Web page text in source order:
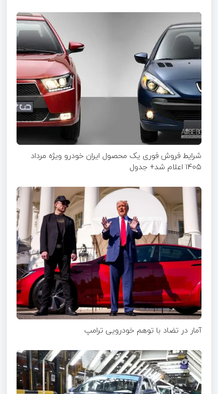
شرایط فروش فوری یک محصول ایران خودرو ویژه مرداد
۱۴۰۵ اعلام شد+ جدول
آمار در تضاد با توهم خودرویی ترامپ